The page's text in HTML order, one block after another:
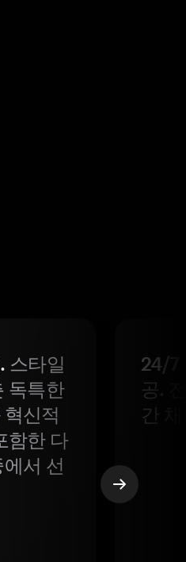
스타일
독특한
신적
함한 다
서 선
24/7
공.
간